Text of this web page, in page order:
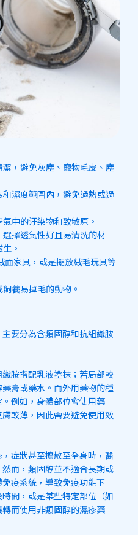
，避免灰塵、寵物毛皮、塵
濕度範圍內，避免過熱或過
中的汙染物和致敏原。
擇透氣性好且易清洗的材
。
面家具，或是擺放絨毛玩具等
養易掉毛的動物。
要分為含類固醇和抗組織胺
胺搭配乳液塗抹；若局部較
膏或藥水。而外用藥物的種
例如，身體部位會使用藥
較薄，因此需要避免使用效
症狀甚至擴散至全身時，醫
而，類固醇並不適合長期或
疫系統，導致免疫功能下
間，或是某些特定部位（如
而使用非類固醇的濕疹藥